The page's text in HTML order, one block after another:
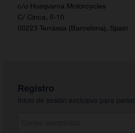
c/o Husqvarna Motorcycles
C/ Cinca, 8-10
08223 Terrassa (Barcelona), Spain
Registro
Inicio de sesión exclusivo para